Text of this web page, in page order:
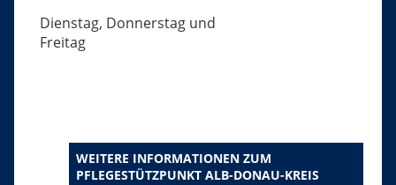
Dienstag, Donnerstag und
Freitag
WEITERE INFORMATIONEN ZUM
PFLEGESTÜTZPUNKT ALB-DONAU-KREIS